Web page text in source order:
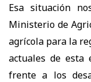
Esa situación
Ministerio de
agrícola para la
actuales de esta
frente a los